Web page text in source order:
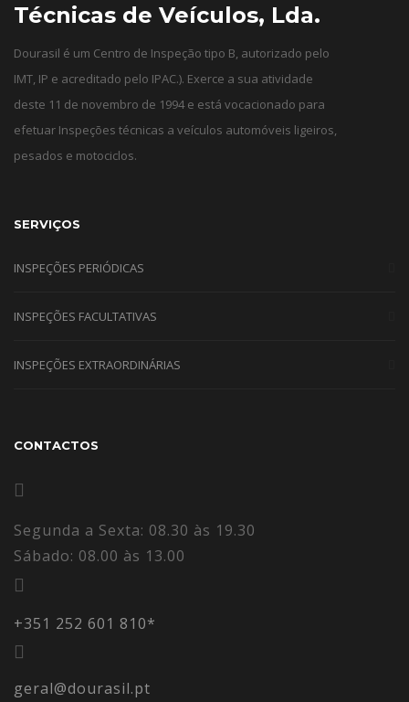
Técnicas de Veículos, Lda.
Dourasil é um Centro de Inspeção tipo B, autorizado pelo
IMT, IP e acreditado pelo IPAC.). Exerce a sua atividade
deste 11 de novembro de 1994 e está vocacionado para
efetuar Inspeções técnicas a veículos automóveis ligeiros,
pesados e motociclos.
SERVIÇOS
INSPEÇÕES PERIÓDICAS
INSPEÇÕES FACULTATIVAS
INSPEÇÕES EXTRAORDINÁRIAS
CONTACTOS
Segunda a Sexta: 08.30 às 19.30
Sábado: 08.00 às 13.00
+351 252 601 810*
geral@dourasil.pt